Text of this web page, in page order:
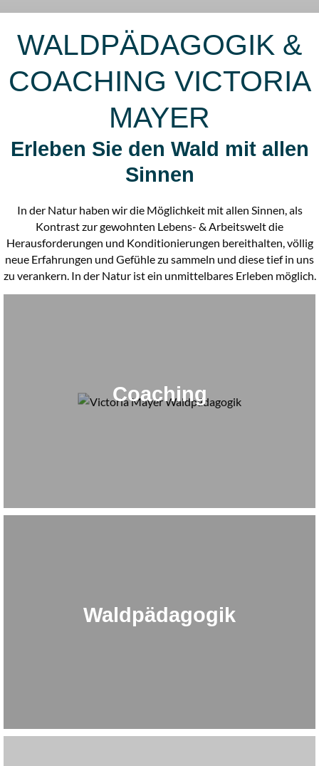
WALDPÄDAGOGIK &
COACHING VICTORIA
MAYER
Erleben Sie den Wald mit allen
Sinnen
In der Natur haben wir die Möglichkeit mit allen Sinnen, als
Kontrast zur gewohnten Lebens- & Arbeitswelt die
Herausforderungen und Konditionierungen bereithalten, völlig
neue Erfahrungen und Gefühle zu sammeln und diese tief in uns
zu verankern. In der Natur ist ein unmittelbares Erleben möglich.
Coaching
Waldpädagogik